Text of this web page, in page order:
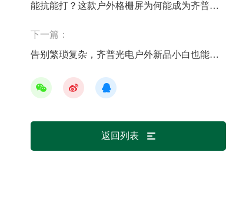
能抗能打？这款户外格栅屏为何能成为齐普光
下一篇：
告别繁琐复杂，齐普光电户外新品小白也能操
返回列表